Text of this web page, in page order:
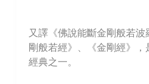
又譯《佛說能斷金剛般若
剛般若經》、《金剛經》
經典之一。